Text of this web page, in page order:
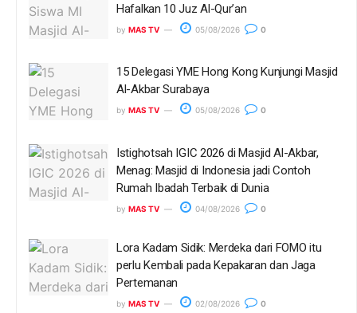
Hafalkan 10 Juz Al-Qur’an
by MAS TV 05/08/2026 0
15 Delegasi YME Hong Kong Kunjungi Masjid
Al-Akbar Surabaya
by MAS TV 05/08/2026 0
Istighotsah IGIC 2026 di Masjid Al-Akbar,
Menag: Masjid di Indonesia jadi Contoh
Rumah Ibadah Terbaik di Dunia
by MAS TV 04/08/2026 0
Lora Kadam Sidik: Merdeka dari FOMO itu
perlu Kembali pada Kepakaran dan Jaga
Pertemanan
by MAS TV 02/08/2026 0